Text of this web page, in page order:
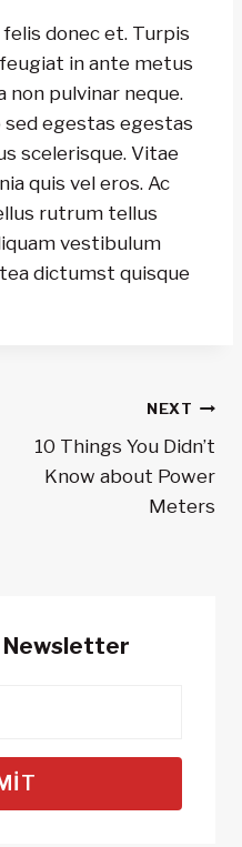
donec et. Turpis
in ante metus
non pulvinar neque.
egestas egestas
scelerisque. Vitae
quis vel eros. Ac
rutrum tellus
vestibulum
dictumst quisque
NEXT
10 Things You Didn’t
Know about Power
Meters
Newsletter